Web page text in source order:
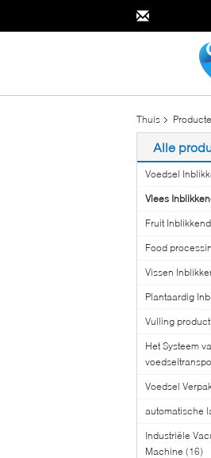
Thuis
Alle
Voedsel
Vlees
Fruit
Food
Vissen
Plantaardig
Vulling
Het Systeem
Voedsel
automatische
Industriële
Machine (16)